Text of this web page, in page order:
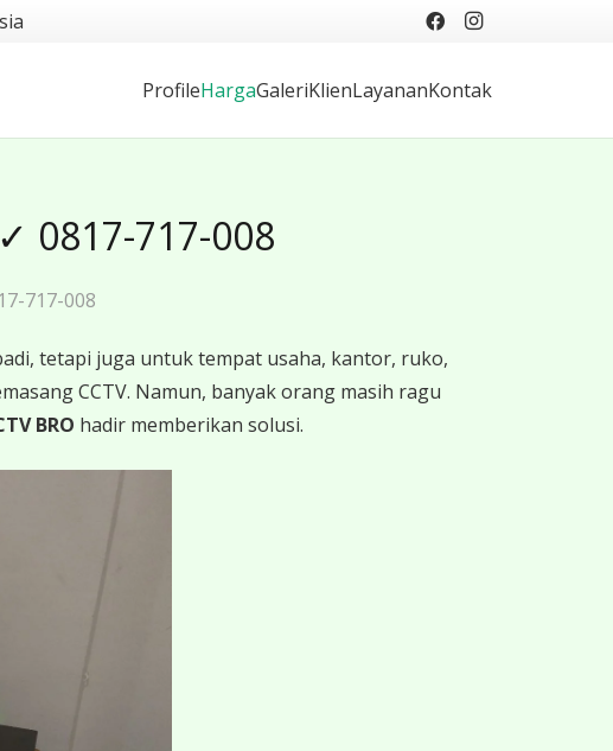
ProfileHargaGaleriKlienLayananKontak
0817-717-008
717-008
tetapi juga untuk tempat usaha, kantor, ruko,
CCTV. Namun, banyak orang masih ragu
BRO hadir memberikan solusi.